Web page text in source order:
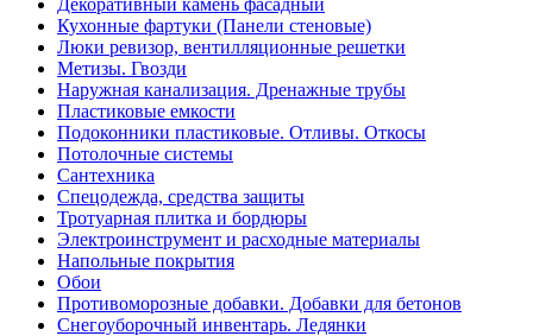
Декоративный камень фасадный
Кухонные фартуки (Панели стеновые)
Люки ревизор, вентилляционные решетки
Метизы. Гвозди
Наружная канализация. Дренажные трубы
Пластиковые емкости
Подоконники пластиковые. Отливы. Откосы
Потолочные системы
Сантехника
Спецодежда, средства защиты
Тротуарная плитка и бордюры
Электроинструмент и расходные материалы
Напольные покрытия
Обои
Противоморозные добавки. Добавки для бетонов
Снегоуборочный инвентарь. Ледянки